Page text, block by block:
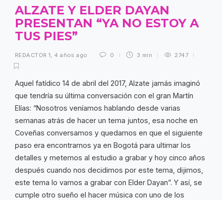
ALZATE Y ELDER DAYAN
PRESENTAN “YA NO ESTOY A
TUS PIES”
REDACTOR 1, 4 años ago 0 3 min 2747
Aquel fatídico 14 de abril del 2017, Alzate jamás imaginó
que tendría su última conversación con el gran Martín
Elías: “Nosotros veníamos hablando desde varias
semanas atrás de hacer un tema juntos, esa noche en
Coveñas conversamos y quedamos en que el siguiente
paso era encontrarnos ya en Bogotá para ultimar los
detalles y meternos al estudio a grabar y hoy cinco años
después cuando nos decidimos por este tema, dijimos,
este tema lo vamos a grabar con Elder Dayan”. Y así, se
cumple otro sueño el hacer música con uno de los